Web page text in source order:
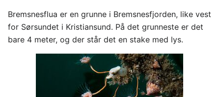
Bremsnesflua er en grunne i Bremsnesfjorden, like vest
for Sørsundet i Kristiansund. På det grunneste er det
bare 4 meter, og der står det en stake med lys.